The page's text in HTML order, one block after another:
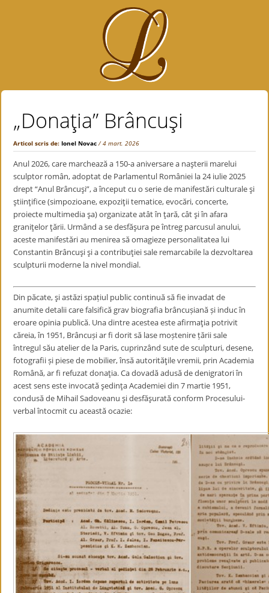
„Donaţia” Brâncuşi
Articol scris de:Ionel Novac / 4 mart. 2026
Anul2026, care marchează a 150-a aniversare a naşterii marelui
sculptor român, adoptat de Parlamentul României la 24 iulie 2025
drept “Anul Brâncuşi”, a început cu o serie de manifestări culturale şi
ştiinţifice (simpozioane, expoziţii tematice, evocări, concerte,
proiecte multimedia şa) organizate atât în ţară, cât şi în afara
graniţelor ţării. Urmând a se desfăşura pe întreg parcusul anului,
aceste manifestări au menirea să omagieze personalitatea lui
Constantin Brâncuşi şi a contribuţiei sale remarcabile la dezvoltarea
sculpturii moderne la nivel mondial.
Din păcate, şi astăzispațiul public continuă să fie invadat de
anumite detalii care falsifică grav biografia brâncușiană și induc în
eroare opinia publică. Una dintre acestea este afirmaţia potrivit
căreia, în 1951, Brâncuși ar fi dorit să lase moștenire țării sale
întregul său atelier de la Paris, cuprinzând sute de sculpturi, desene,
fotografii și piese de mobilier, însă autorităţile vremii, prin Academia
Română, ar fi refuzat donaţia. Ca dovadă adusă de denigratori în
acest sens este invocată şedinţa Academiei din 7 martie 1951,
condusă de Mihail Sadoveanu şi desfăşurată conform Procesului-
verbal întocmit cu această ocazie: